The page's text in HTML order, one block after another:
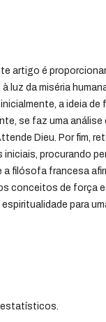
artigo é
luz da miséria
a ideia de
se faz uma
Dieu. Por fim,
procurando
a filósofa francesa
conceitos de força
para